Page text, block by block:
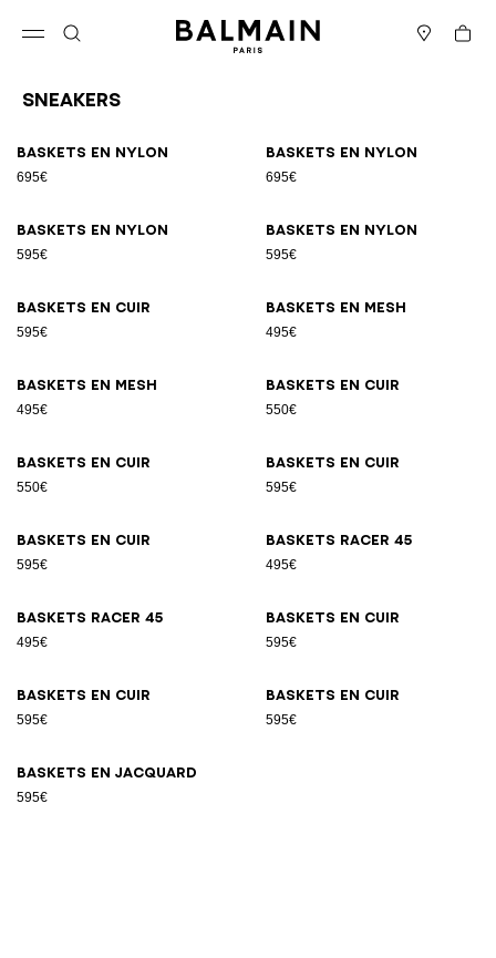
Panier
Sneakers
Baskets en nylon
695€
Baskets en nylon
695€
Baskets en nylon
595€
Baskets en nylon
595€
Baskets en cuir
595€
Baskets en mesh
495€
Baskets en mesh
495€
Baskets en cuir
550€
Baskets en cuir
550€
Baskets en cuir
595€
Baskets en cuir
595€
Baskets Racer 45
495€
Baskets Racer 45
495€
Baskets en cuir
595€
Baskets en cuir
595€
Baskets en cuir
595€
Baskets en jacquard
595€